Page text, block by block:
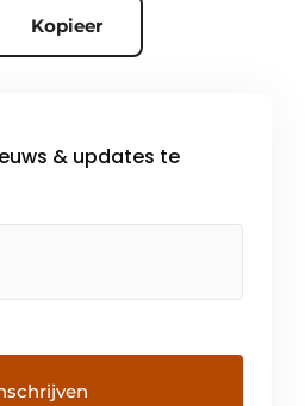
Kopieer
& updates te